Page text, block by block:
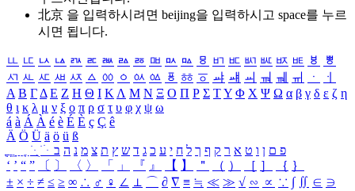
北京 을 입력하시려면 beijing을 입력하시고 space를 누르
시면 됩니다.
ㅥ ㅦ ㅧ ㅨ ㅩ ㅪ ㅫ ㅬ ㅭ ㅮ ㅯ ㅰ ㅱ ㅲ ㅳ ㅴ ㅵ ㅶ ㅷ ㅸ
ㅹ
ㅺ ㅻ ㅼ ㅽ ㅾ ㅿ ㆀ ㆁ ㆂ ㆃ ㆄ ㆅ ㆆ ㆇ ㆈ ㆉ ㆊ ㆋ ㆌ ㆍ
ㆎ
Α Β ΓΔ Ε Ζ Η Θ Ι ΚΛ Μ Ν Ξ Ο Π Ρ Σ ΤΥ Φ Χ Ψ Ω α β γ δ ε ζ η
θ ι κ λ μ ν ξ ο π ρ σ τ υ φ χ ψ ω
á à Á À é è É È ç Ç ê
Ä Ö Ü ä ö ü ß
ִֶֹ ֻּ ׁׂ פ ם ן ו ט א ר ק ף ך ל ח י ע כ ג ד ש ץ ת צ מ נ ה ב
‘ ’ “ ” 〔 〕 〈 〉 「 」 『 』 【 】 ＂ （ ） ［ ］ ｛ ｝
± × ÷ ≠ ≤ ≥ ∞ ∴ ♂ ♀ ∠ ⊥ ⌒ ∂ ∇ ≡ ≒ ≪ ≫ √ ∽ ∝ ∵ ∫ ∬ ∈ ∋